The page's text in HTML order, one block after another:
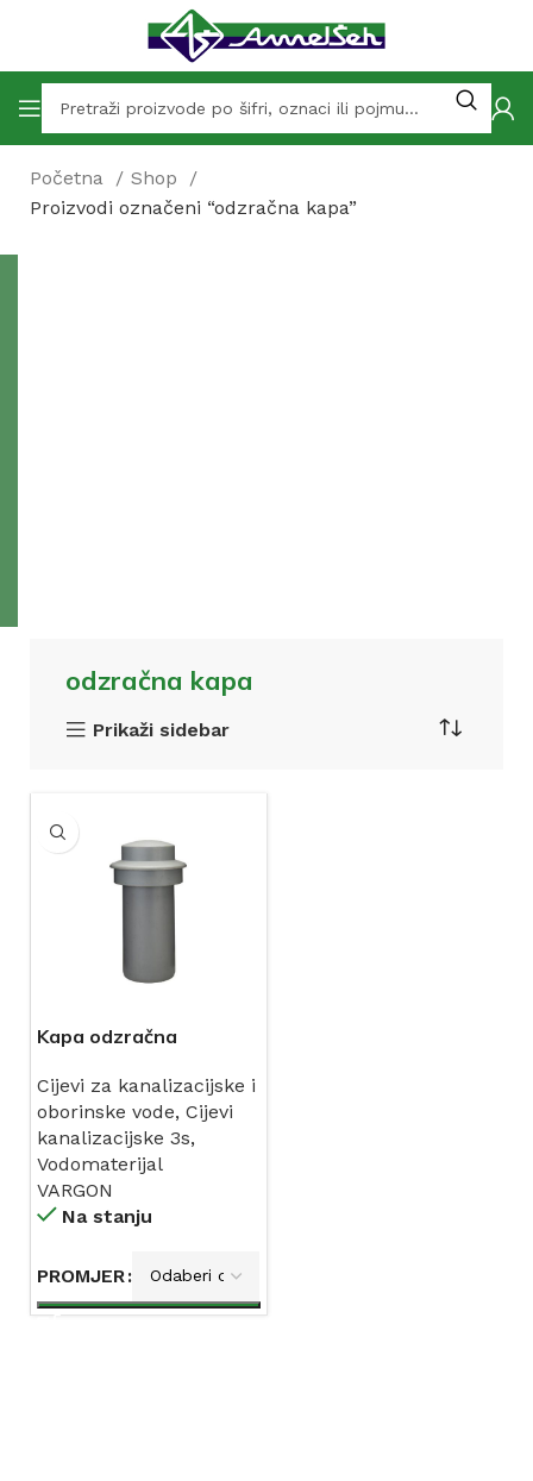
Početna
Shop
Proizvodi označeni “odzračna kapa”
odzračna kapa
Prikaži sidebar
Kapa odzračna
Cijevi za kanalizacijske i
oborinske vode, Cijevi
kanalizacijske 3s,
Vodomaterijal
VARGON
Na stanju
PROMJER